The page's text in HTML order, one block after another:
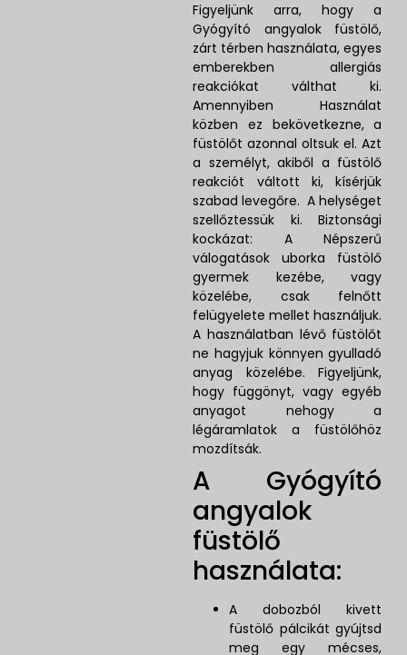
Figyeljünk arra, hogy a
Gyógyító angyalok füstölő,
zárt térben használata, egyes
emberekben allergiás
reakciókat válthat ki.
Amennyiben Használat
közben ez bekövetkezne, a
füstölőt azonnal oltsuk el. Azt
a személyt, akiből a füstölő
reakciót váltott ki, kísérjük
szabad levegőre. A helységet
szellőztessük ki. Biztonsági
kockázat: A Népszerű
válogatások uborka füstölő
gyermek kezébe, vagy
közelébe, csak felnőtt
felügyelete mellet használjuk.
A használatban lévő füstölőt
ne hagyjuk könnyen gyulladó
anyag közelébe. Figyeljünk,
hogy függönyt, vagy egyéb
anyagot nehogy a
légáramlatok a füstölőhöz
mozdítsák.
A Gyógyító
angyalok
füstölő
használata:
A dobozból kivett
füstölő pálcikát gyújtsd
meg egy mécses,